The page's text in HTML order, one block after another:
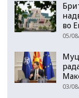
во
05/
03/